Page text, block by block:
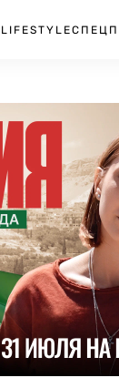
LIFESTYLE